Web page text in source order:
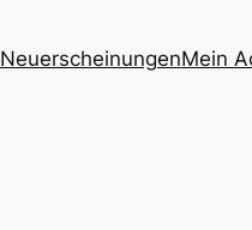
NeuerscheinungenMein